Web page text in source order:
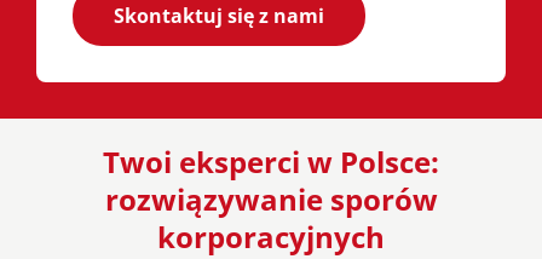
Skontaktuj się z nami
Twoi eksperci w Polsce:
rozwiązywanie sporów
korporacyjnych